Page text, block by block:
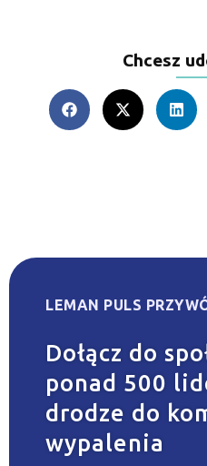
Chcesz
LEMAN PULS
Dołącz do
ponad 500
drodze do
wypalenia